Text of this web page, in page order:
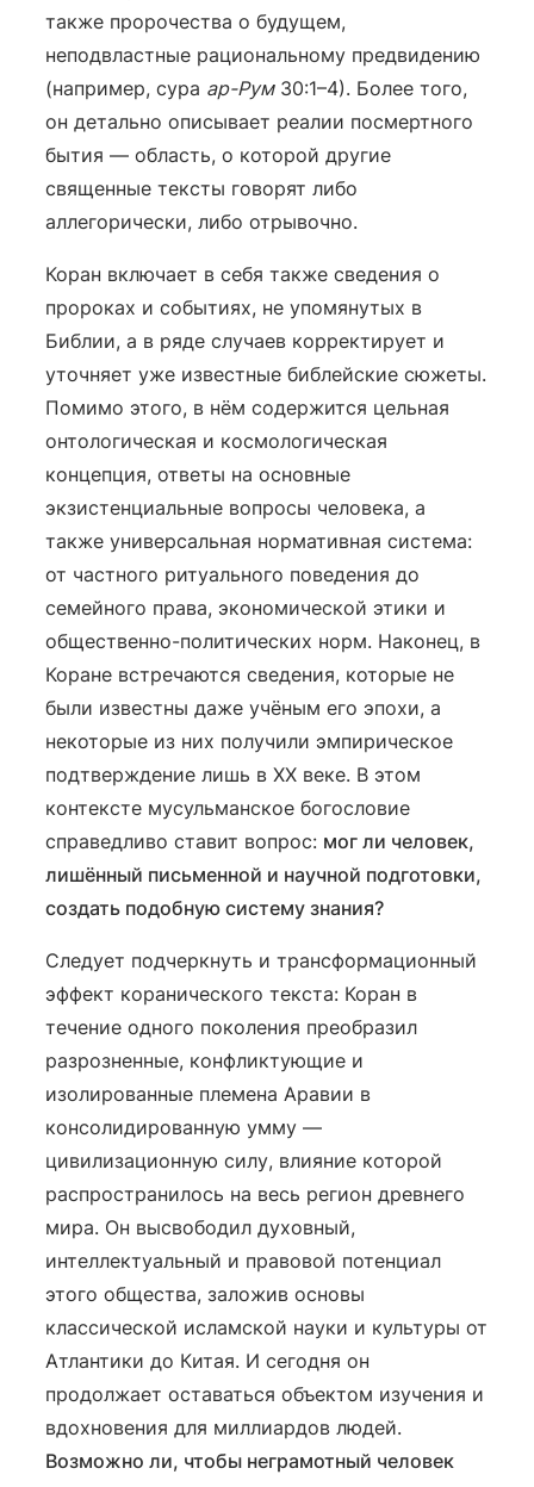
также пророчества о будущем,
неподвластные рациональному предвидению
(например, сура ар-Рум30:1–4). Более того,
он детально описывает реалии посмертного
бытия — область, о которой другие
священные тексты говорят либо
аллегорически, либо отрывочно.
Коран включает в себя также сведения о
пророках и событиях, не упомянутых в
Библии, а в ряде случаев корректирует и
уточняет уже известные библейские сюжеты.
Помимо этого, в нём содержится цельная
онтологическая и космологическая
концепция, ответы на основные
экзистенциальные вопросы человека, а
также универсальная нормативная система:
от частного ритуального поведения до
семейного права, экономической этики и
общественно-политических норм. Наконец, в
Коране встречаются сведения, которые не
были известны даже учёным его эпохи, а
некоторые из них получили эмпирическое
подтверждение лишь в XX веке. В этом
контексте мусульманское богословие
справедливо ставит вопрос: мог ли человек,
лишённый письменной и научной подготовки,
создать подобную систему знания?
Следует подчеркнуть и трансформационный
эффект коранического текста: Коран в
течение одного поколения преобразил
разрозненные, конфликтующие и
изолированные племена Аравии в
консолидированную умму —
цивилизационную силу, влияние которой
распространилось на весь регион древнего
мира. Он высвободил духовный,
интеллектуальный и правовой потенциал
этого общества, заложив основы
классической исламской науки и культуры от
Атлантики до Китая. И сегодня он
продолжает оставаться объектом изучения и
вдохновения для миллиардов людей.
Возможно ли, чтобы неграмотный человек